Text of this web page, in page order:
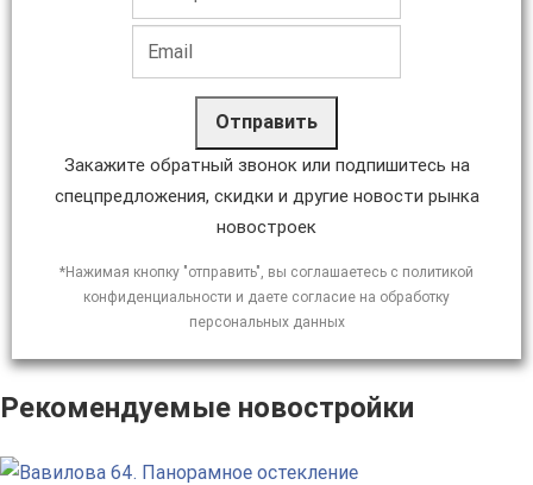
Отправить
Закажите обратный звонок или подпишитесь на
спецпредложения, скидки и другие новости рынка
новостроек
*Нажимая кнопку "отправить", вы соглашаетесь с политикой
конфиденциальности и даете согласие на обработку
персональных данных
Рекомендуемые новостройки